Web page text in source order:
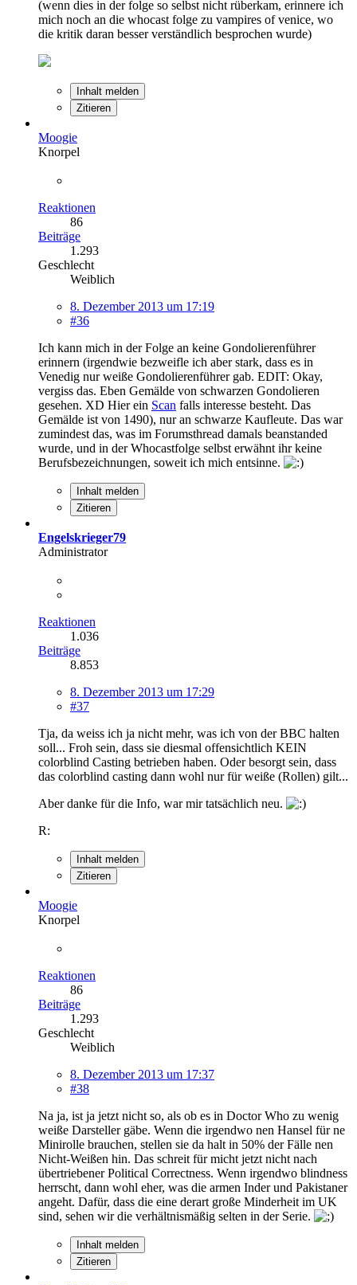
(wenn dies in der folge so selbst nicht rüberkam, erinnere ich
mich noch an die whocast folge zu vampires of venice, wo
die kritik daran besser verständlich besprochen wurde)
Inhalt melden
Zitieren
Moogie
Knorpel
Reaktionen
86
Beiträge
1.293
Geschlecht
Weiblich
8. Dezember 2013 um 17:19
#36
Ich kann mich in der Folge an keine Gondolierenführer
erinnern (irgendwie bezweifle ich aber stark, dass es in
Venedig nur weiße Gondolierenführer gab. EDIT: Okay,
vergiss das. Eben Gemälde von schwarzen Gondolieren
gesehen. XD Hier ein Scan falls interesse besteht. Das
Gemälde ist von 1490), nur an schwarze Kaufleute. Das war
zumindest das, was im Forumsthread damals beanstanded
wurde, und in der Whocastfolge selbst erwähnt ihr keine
Berufsbezeichnungen, soweit ich mich entsinne.
Inhalt melden
Zitieren
Engelskrieger79
Administrator
Reaktionen
1.036
Beiträge
8.853
8. Dezember 2013 um 17:29
#37
Tja, da weiss ich ja nicht mehr, was ich von der BBC halten
soll... Froh sein, dass sie diesmal offensichtlich KEIN
colorblind Casting betrieben haben. Oder besorgt sein, dass
das colorblind casting dann wohl nur für weiße (Rollen) gilt...
Aber danke für die Info, war mir tatsächlich neu.
R:
Inhalt melden
Zitieren
Moogie
Knorpel
Reaktionen
86
Beiträge
1.293
Geschlecht
Weiblich
8. Dezember 2013 um 17:37
#38
Na ja, ist ja jetzt nicht so, als ob es in Doctor Who zu wenig
weiße Darsteller gäbe. Wenn die irgendwo nen Hansel für ne
Minirolle brauchen, stellen sie da halt in 50% der Fälle nen
Nicht-Weißen hin. Das schreit für micht jetzt nicht nach
übertriebener Political Correctness. Wenn irgendwo blindness
herrscht, dann wohl eher, was die armen Inder und Pakistaner
angeht. Dafür, dass die eine derart große Minderheit im UK
sind, sehen wir die verhältnismäßig selten in der Serie.
Inhalt melden
Zitieren